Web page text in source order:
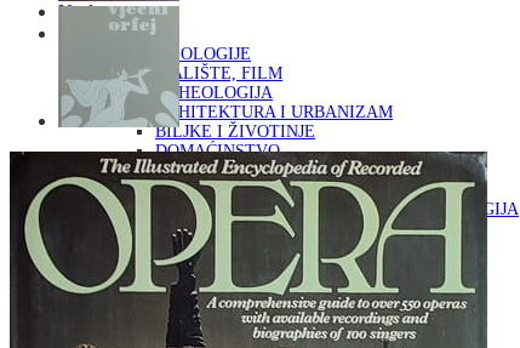
Naslovna
KNJIGE
OD ARHEOLOGIJE
DO KAZALIŠTE, FILM
ARHEOLOGIJA
ARHITEKTURA I URBANIZAM
BILJKE I ŽIVOTINJE
DOMAĆINSTVO
ENCIKLOPEDIJE I LEKSIKONI
ETNOLOGIJA
FILOZOFIJA, SOCIOLOGIJA, ANTROPOLOGIJA
FOTOGRAFIJA
GLAZBENA UMJETNOST
KAZALIŠTE, FILM
OD KNJIŽEVNOST
DO RELIGIJA
KNJIŽEVNOST